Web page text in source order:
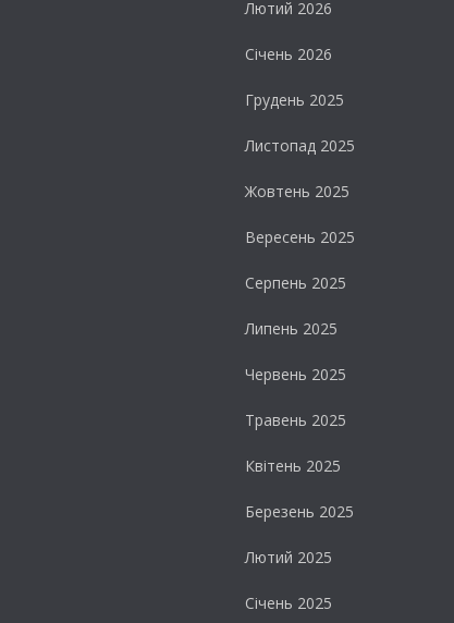
Лютий 2026
Січень 2026
Грудень 2025
Листопад 2025
Жовтень 2025
Вересень 2025
Серпень 2025
Липень 2025
Червень 2025
Травень 2025
Квітень 2025
Березень 2025
Лютий 2025
Січень 2025